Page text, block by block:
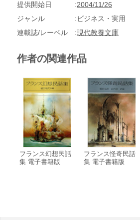
提供開始日
2004/11/26
ジャンル
ビジネス・実用
連載誌/レーベル
現代教養文庫
作者の関連作品
フランス幻想民話
集 電子書籍版
フランス怪奇民話
集 電子書籍版